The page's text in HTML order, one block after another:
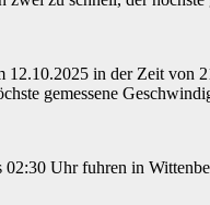
in der Zeit von
gemessene
Uhr fuhren in